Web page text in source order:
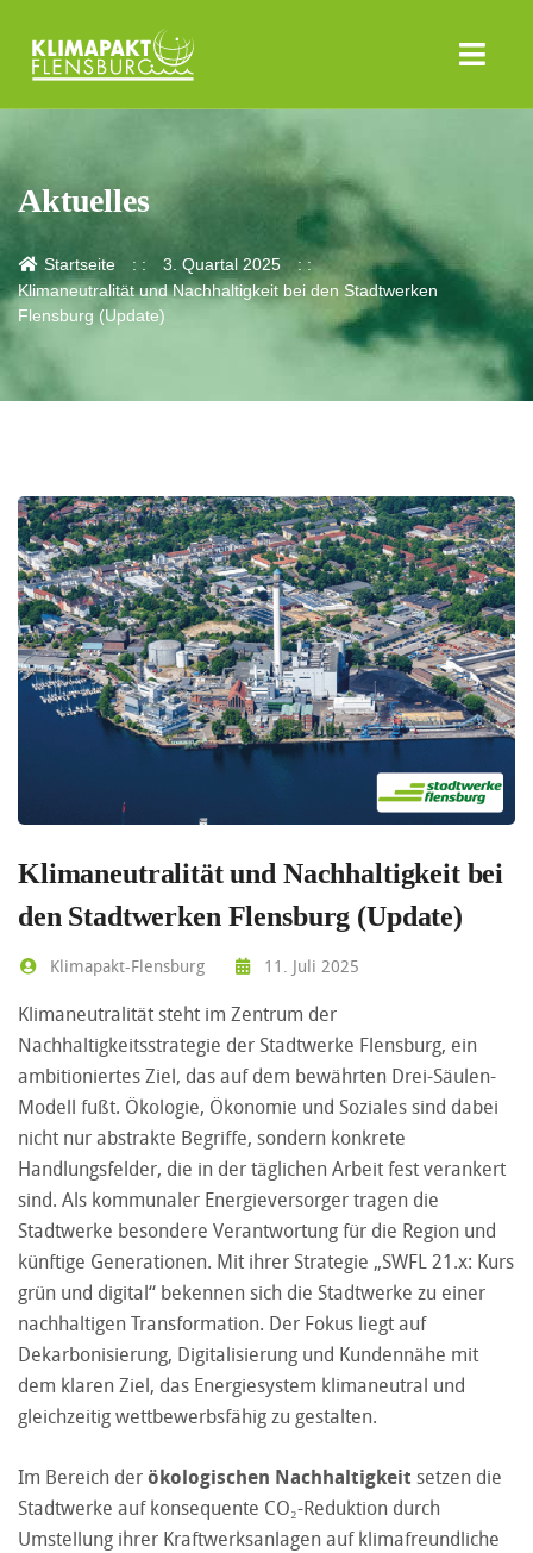
Aktuelles
Startseite
3. Quartal 2025
Klimaneutralität und Nachhaltigkeit bei den Stadtwerken
Flensburg (Update)
Klimaneutralität und Nachhaltigkeit bei
den Stadtwerken Flensburg (Update)
Klimapakt-Flensburg 11. Juli 2025
Klimaneutralität steht im Zentrum der
Nachhaltigkeitsstrategie der Stadtwerke Flensburg, ein
ambitioniertes Ziel, das auf dem bewährten Drei-Säulen-
Modell fußt. Ökologie, Ökonomie und Soziales sind dabei
nicht nur abstrakte Begriffe, sondern konkrete
Handlungsfelder, die in der täglichen Arbeit fest verankert
sind. Als kommunaler Energieversorger tragen die
Stadtwerke besondere Verantwortung für die Region und
künftige Generationen. Mit ihrer Strategie „SWFL 21.x: Kurs
grün und digital“ bekennen sich die Stadtwerke zu einer
nachhaltigen Transformation. Der Fokus liegt auf
Dekarbonisierung, Digitalisierung und Kundennähe mit
dem klaren Ziel, das Energiesystem klimaneutral und
gleichzeitig wettbewerbsfähig zu gestalten.
Im Bereich derökologischen Nachhaltigkeit setzen die
Stadtwerke auf konsequente CO₂-Reduktion durch
Umstellung ihrer Kraftwerksanlagen auf klimafreundliche